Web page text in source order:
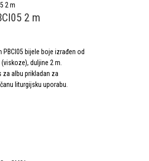
2 m
PBCI05 bijele boje izrađen od
duljine 2 m.
albu prikladan za
liturgijsku uporabu.